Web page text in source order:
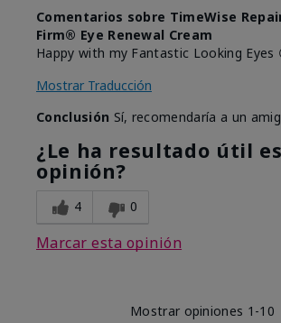
Comentarios sobre TimeWise
Firm® Eye Renewal Cream
Happy with my Fantastic Looking Eyes
Mostrar Traducción
Conclusión Sí, recomendaría a un
¿Le ha resultado útil
opinión?
4 0
Marcar esta opinión
Mostrar opiniones 1-10